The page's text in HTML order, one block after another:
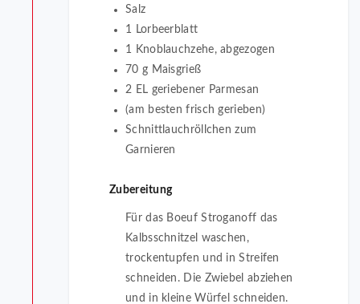
Salz
1 Lorbeerblatt
1 Knoblauchzehe, abgezogen
70 g Maisgrieß
2 EL geriebener Parmesan
(am besten frisch gerieben)
Schnittlauchröllchen zum
Garnieren
Zubereitung
Für das Boeuf Stroganoff das
Kalbsschnitzel waschen,
trockentupfen und in Streifen
schneiden. Die Zwiebel abziehen
und in kleine Würfel schneiden.